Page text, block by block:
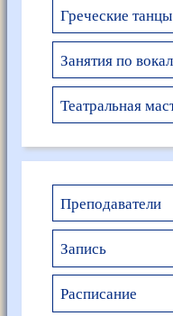
Греческие танцы
Занятия по
Театральная
Преподаватели
Запись
Расписание